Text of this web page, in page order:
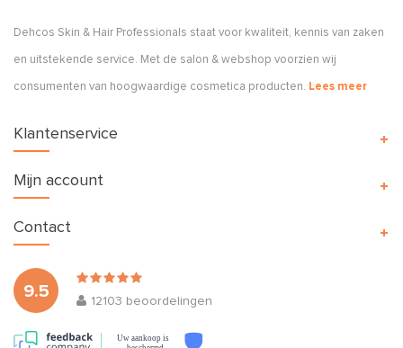
Dehcos Skin & Hair Professionals staat voor kwaliteit, kennis van zaken
en uitstekende service. Met de salon & webshop voorzien wij
consumenten van hoogwaardige cosmetica producten. Lees meer
Klantenservice
Mijn account
9.5
12103 beoordelingen
Uw aankoop is
Contact